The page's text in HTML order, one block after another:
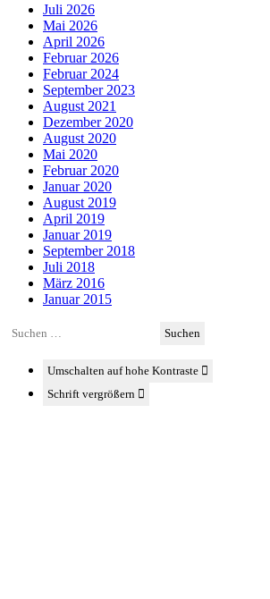
Juli 2026
Mai 2026
April 2026
Februar 2026
Februar 2024
September 2023
August 2021
Dezember 2020
August 2020
Mai 2020
Februar 2020
Januar 2020
August 2019
April 2019
Januar 2019
September 2018
Juli 2018
März 2016
Januar 2015
Suchen
Umschalten auf hohe Kontraste
Schrift vergrößern